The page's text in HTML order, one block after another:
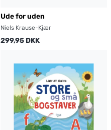
Ude for uden
Niels Krause-Kjær
299,95 DKK